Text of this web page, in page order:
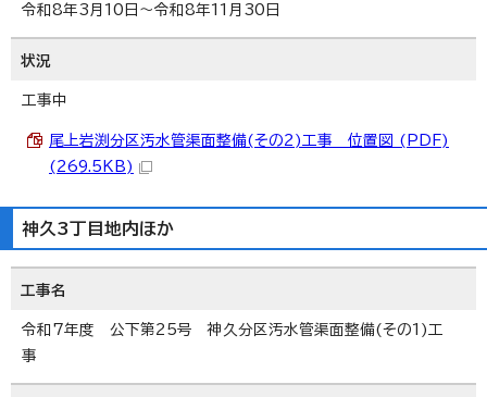
令和8年3月10日～令和8年11月30日
状況
工事中
尾上岩渕分区汚水管渠面整備(その2)工事 位置図 (PDF)
(269.5KB)
神久3丁目地内ほか
工事名
令和7年度 公下第25号 神久分区汚水管渠面整備(その1)工
事